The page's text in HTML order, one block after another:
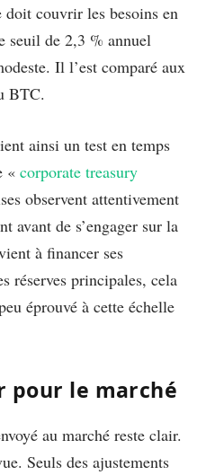
couvrir les besoins en
seuil de 2,3 % annuel
Il l’est comparé aux
BTC.
ainsi un test en temps
« corporate treasury
observent attentivement
avant de s’engager sur la
à financer ses
réserves principales, cela
éprouvé à cette échelle
pour le marché
au marché reste clair.
Seuls des ajustements